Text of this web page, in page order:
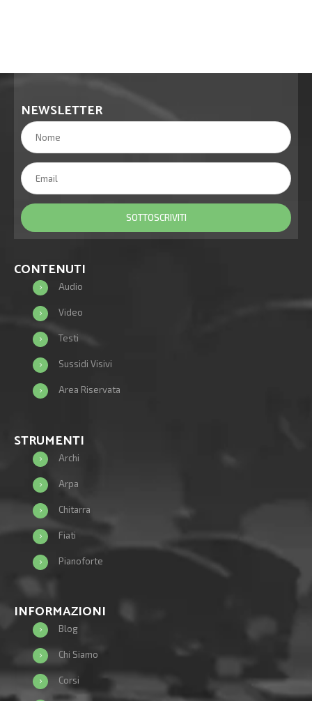
NEWSLETTER
CONTENUTI
Audio
Video
Testi
Sussidi Visivi
Area Riservata
STRUMENTI
Archi
Arpa
Chitarra
Fiati
Pianoforte
INFORMAZIONI
Blog
Chi Siamo
Corsi